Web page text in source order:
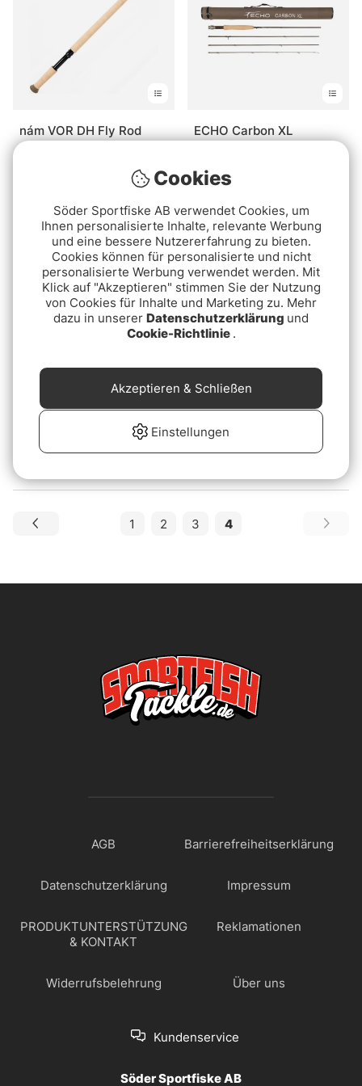
Was ist der Unterschied zwischen einer Einhand-
und einer Zweihandrute?
Was ist beim Kauf einer Fliegenrute wichtig?
nám VOR DH Fly Rod
ECHO Carbon XL
€309
Ausverkauft
nám REN+ Guide 1288 -
€990
1 2 3 4
AGB Barrierefreiheitserklärung
Datenschutzerklärung Impressum
PRODUKTUNTERSTÜTZUNG
& KONTAKT
Reklamationen
Widerrufsbelehrung Über uns
Kundenservice
Söder Sportfiske AB
Cookies
Söder Sportfiske AB verwendet Cookies, um
Ihnen personalisierte Inhalte, relevante Werbung
und eine bessere Nutzererfahrung zu bieten.
Cookies können für personalisierte und nicht
personalisierte Werbung verwendet werden. Mit
Klick auf "Akzeptieren" stimmen Sie der Nutzung
von Cookies für Inhalte und Marketing zu. Mehr
dazu in unserer Datenschutzerklärung und
Cookie-Richtlinie .
Einstellungen
Akzeptieren & Schließen